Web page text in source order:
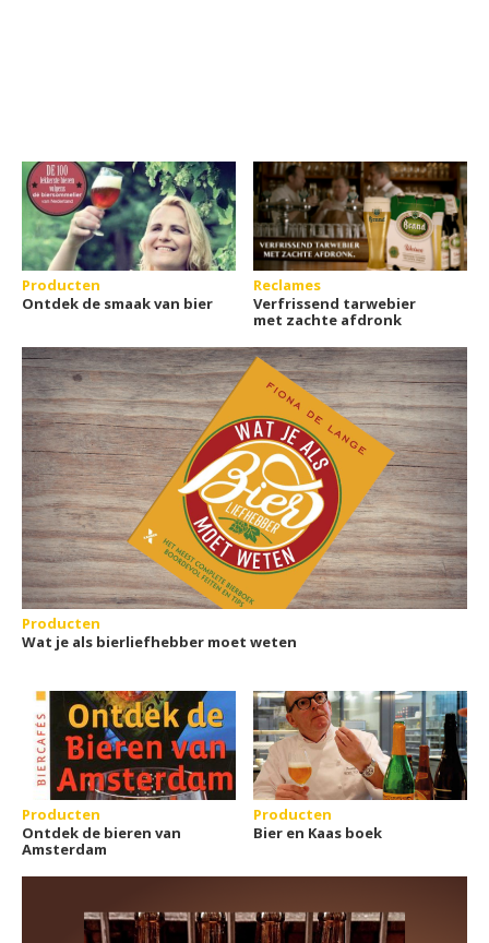
Producten
Ontdek de smaak van bier
Reclames
Verfrissend tarwebier
met zachte afdronk
Producten
Wat je als bierliefhebber moet weten
Producten
Ontdek de bieren van
Amsterdam
Producten
Bier en Kaas boek